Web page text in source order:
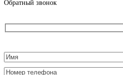
Обратный звонок